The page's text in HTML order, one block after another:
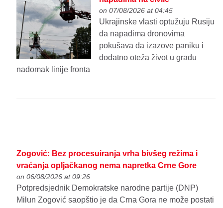
on 07/08/2026 at 04:45
Ukrajinske vlasti optužuju Rusiju
da napadima dronovima
pokušava da izazove paniku i
dodatno oteža život u gradu
nadomak linije fronta
Zogović: Bez procesuiranja vrha bivšeg režima i
vraćanja opljačkanog nema napretka Crne Gore
on 06/08/2026 at 09:26
Potpredsjednik Demokratske narodne partije (DNP)
Milun Zogović saopštio je da Crna Gora ne može postati